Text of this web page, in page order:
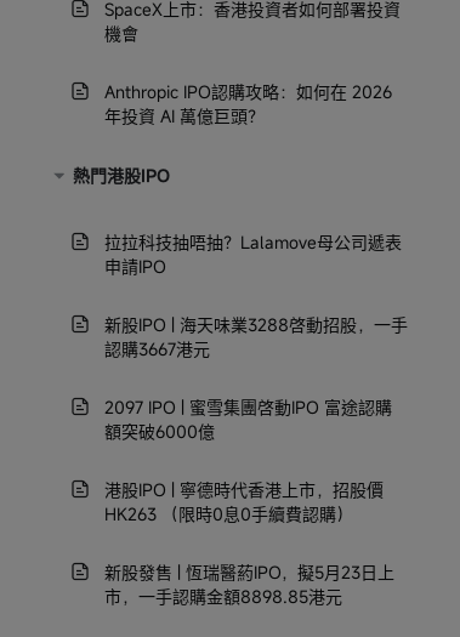
SpaceX上市：香港投資者如何部署投資
機會
Anthropic IPO認購攻略：如何在 2026
年投資 AI 萬億巨頭？
熱門港股IPO
拉拉科技抽唔抽？Lalamove母公司遞表
申請IPO
新股IPO | 海天味業3288啓動招股，一手
認購3667港元
2097 IPO | 蜜雪集團啓動IPO 富途認購
額突破6000億
港股IPO | 寧德時代香港上市，招股價
HK263 （限時0息0手續費認購）
新股發售 | 恆瑞醫葯IPO，擬5月23日上
市，一手認購金額8898.85港元